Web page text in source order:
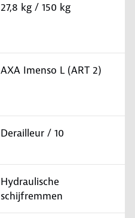
27,8 kg / 150 kg
AXA Imenso L (ART 2)
Derailleur / 10
Hydraulische
schijfremmen